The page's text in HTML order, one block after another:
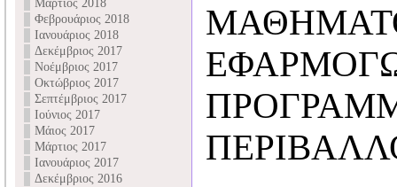
Μάρτιος 2018
Φεβρουάριος 2018
Ιανουάριος 2018
Δεκέμβριος 2017
Νοέμβριος 2017
Οκτώβριος 2017
Σεπτέμβριος 2017
Ιούνιος 2017
Μάιος 2017
Μάρτιος 2017
Ιανουάριος 2017
Δεκέμβριος 2016